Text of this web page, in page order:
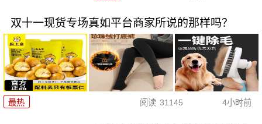
双十一现货专场真如平台商家所说的那样吗？
最热 阅读 31145 4小时前